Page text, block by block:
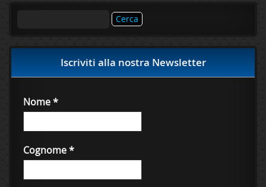
Iscriviti alla nostra Newsletter
Nome*
Cognome*